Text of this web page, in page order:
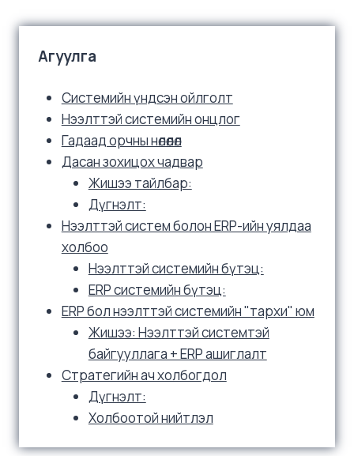
Агуулга
Системийн үндсэн ойлголт
Нээлттэй системийн онцлог
Гадаад орчны нөлөөлөл
Дасан зохицох чадвар
Жишээ тайлбар:
Дүгнэлт:
Нээлттэй систем болон ERP-ийн уялдаа
холбоо
Нээлттэй системийн бүтэц:
ERP системийн бүтэц:
ERP бол нээлттэй системийн "тархи" юм
Жишээ: Нээлттэй системтэй
байгууллага + ERP ашиглалт
Стратегийн ач холбогдол
Дүгнэлт:
Холбоотой нийтлэл